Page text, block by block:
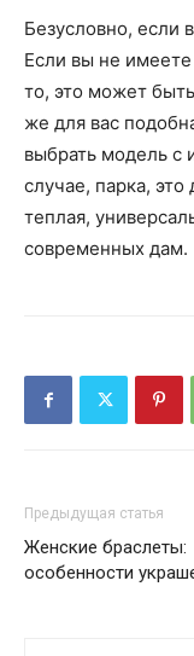
Безусловно, если
Если вы не имеете
то, это может
же для вас
выбрать модель
случае, парка, это
теплая,
современных дам.
Предыдущая статья
Женские браслеты:
особенности